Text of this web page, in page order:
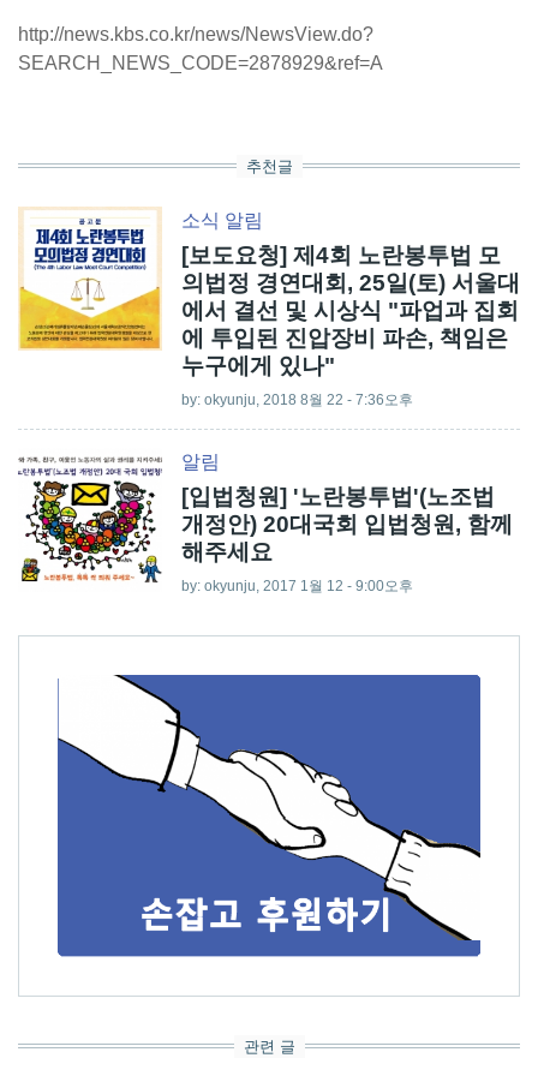
http://news.kbs.co.kr/news/NewsView.do?
SEARCH_NEWS_CODE=2878929&ref=A
추천글
소식 알림
[보도요청] 제4회 노란봉투법 모
의법정 경연대회, 25일(토) 서울대
에서 결선 및 시상식 "파업과 집회
에 투입된 진압장비 파손, 책임은
누구에게 있나"
by: okyunju, 2018 8월 22 - 7:36오후
알림
[입법청원] '노란봉투법'(노조법
개정안) 20대국회 입법청원, 함께
해주세요
by: okyunju, 2017 1월 12 - 9:00오후
관련 글